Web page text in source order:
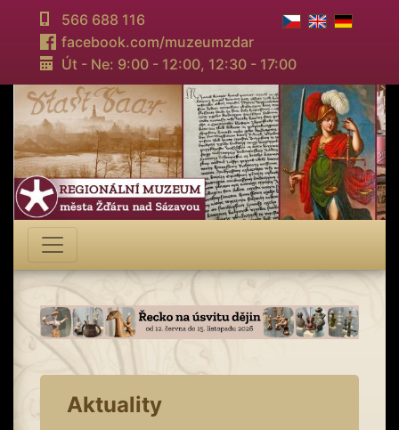
566 688 116
facebook.com/muzeumzdar
Út - Ne: 9:00 - 12:00, 12:30 - 17:00
Aktuality